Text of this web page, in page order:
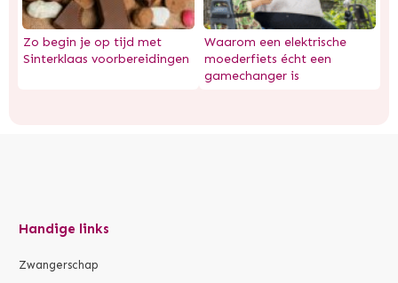
Zo begin je op tijd met
Sinterklaas voorbereidingen
Waarom een elektrische
moederfiets écht een
gamechanger is
Handige links
Zwangerschap